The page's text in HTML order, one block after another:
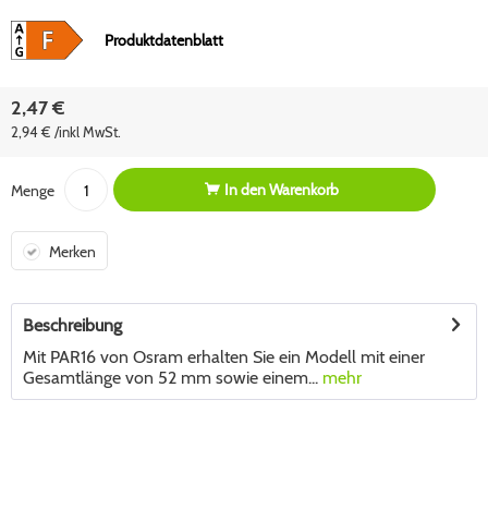
Produktdatenblatt
2,47 €
2,94 € /inkl MwSt.
Menge In denWarenkorb
Merken
Beschreibung
Mit PAR16 von Osram erhalten Sie ein Modell mit einer
Gesamtlänge von 52 mm sowie einem... mehr